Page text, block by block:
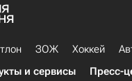
ЗОЖ Хоккей
и сервисы Пресс-